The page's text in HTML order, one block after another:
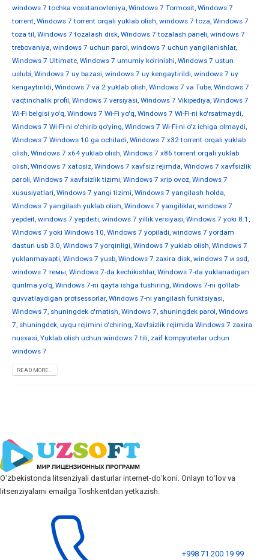
windows 7 tochka vosstanovleniya, Windows 7 Tormosit, Windows 7
torrent, Windows 7 torrent orqali yuklab olish, windows 7 toza, Windows 7
toza til, Windows 7 tozalash disk, Windows 7 tozalash paneli, windows 7
trebovaniya, windows 7 uchun parol, windows 7 uchun yangilanishlar,
Windows 7 Ultimate, Windows 7 umumiy ko'rinishi, Windows 7 ustun
uslubi, Windows 7 uy bazasi, windows 7 uy kengaytirildi, windows 7 uy
kengaytirildi, Windows 7 va 2 yuklab olish, Windows 7 va Tube, Windows 7
vaqtinchalik profil, Windows 7 versiyasi, Windows 7 Vikipediya, Windows 7
Wi-Fi belgisi yo'q, Windows 7 Wi-Fi yo'q, Windows 7 Wi-Fi-ni ko'rsatmaydi,
Windows 7 Wi-Fi-ni o'chirib qo'ying, Windows 7 Wi-Fi-ni o'z ichiga olmaydi,
Windows 7 Windows 10 ga ochiladi, Windows 7 x32 torrent orqali yuklab
olish, Windows 7 x64 yuklab olish, Windows 7 x86 torrent orqali yuklab
olish, Windows 7 xatosiz, Windows 7 xavfsiz rejimda, Windows 7 xavfsizlik
paroli, Windows 7 xavfsizlik tizimi, Windows 7 xrip ovoz, Windows 7
xususiyatlari, Windows 7 yangi tizimi, Windows 7 yangilash holda,
Windows 7 yangilash yuklab olish, Windows 7 yangiliklar, windows 7
yepdeit, windows 7 yepdeiti, windows 7 yillik versiyasi, Windows 7 yoki 8.1 ,
Windows 7 yoki Windows 10, Windows 7 yopiladi, windows 7 yordam
dasturi usb 3.0, Windows 7 yorqinligi, Windows 7 yuklab olish, Windows 7
yuklanmayapti, Windows 7 yusb, Windows 7 zaxira disk, windows 7 и ssd,
windows 7 темы, Windows 7-da kechikishlar, Windows 7-da yuklanadigan
qurilma yo'q, Windows 7-ni qayta ishga tushiring, Windows 7-ni qo'llab-
quvvatlaydigan protsessorlar, Windows 7-ni yangilash funktsiyasi,
Windows 7, shuningdek o'rnatish, Windows 7, shuningdek parol, Windows
7, shuningdek, uyqu rejimini o'chiring, Xavfsizlik rejimida Windows 7 zaxira
nusxasi, Yuklab olish uchun windows 7 tili, zaif kompyuterlar uchun
windows 7
READ MORE...
Oʻzbekistonda litsenziyali dasturlar internet-doʻkoni. Onlayn toʻlov va
litsenziyalarni emailga Toshkentdan yetkazish.
+998 71 200 19 99